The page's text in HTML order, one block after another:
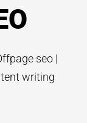
seo |
writing